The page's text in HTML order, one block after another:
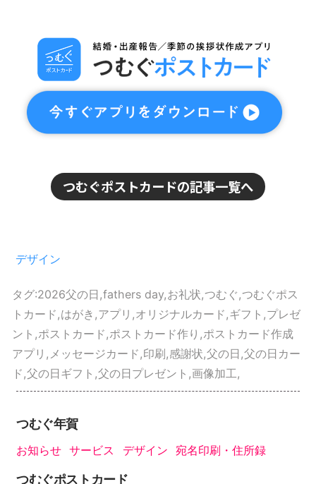
つむぐポストカードの記事一覧へ
デザイン
タグ:2026父の日 ,fathers day,お礼状,つむぐ ,つむぐポス
トカード ,はがき ,アプリ ,オリジナルカード ,ギフト ,プレゼ
ント ,ポストカード ,ポストカード作り ,ポストカード作成
アプリ , メッセージカード ,印刷,感謝状,父の日 ,父の日カー
ド ,父の日ギフト ,父の日プレゼント ,画像加工 ,
つむぐ年賀
お知らせ サービス デザイン 宛名印刷・住所録
つむぐポストカード